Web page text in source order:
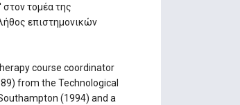
στον τομέα της
επιστημονικών
course coordinator
from the Technological
(1994) and a